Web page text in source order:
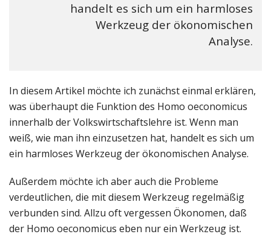
handelt es sich um ein harmloses
Werkzeug der ökonomischen
Analyse.
In diesem Artikel möchte ich zunächst einmal erklären,
was überhaupt die Funktion des Homo oeconomicus
innerhalb der Volkswirtschaftslehre ist. Wenn man
weiß, wie man ihn einzusetzen hat, handelt es sich um
ein harmloses Werkzeug der ökonomischen Analyse.
Außerdem möchte ich aber auch die Probleme
verdeutlichen, die mit diesem Werkzeug regelmäßig
verbunden sind. Allzu oft vergessen Ökonomen, daß
der Homo oeconomicus eben nur ein Werkzeug ist.